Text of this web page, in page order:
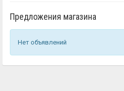
Предложения магазина
Нет объявлений